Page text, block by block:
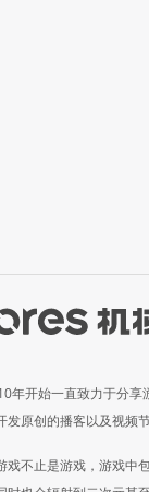
年开始一直致力于分享
发原创的播客以及视频
戏不止是游戏，游戏中